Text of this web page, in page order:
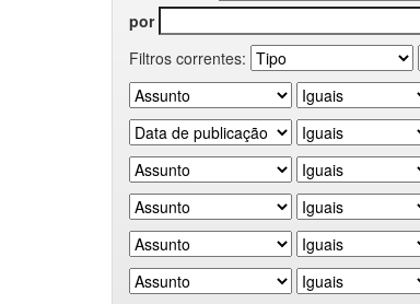
por
Filtros correntes: